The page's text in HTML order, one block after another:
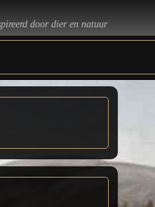
door dier en natuur